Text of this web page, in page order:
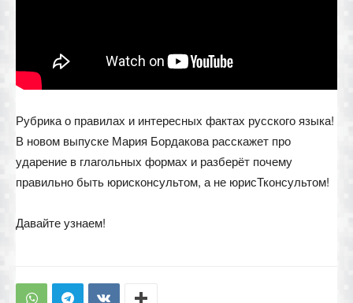
Рубрика о правилах и интересных фактах русского языка!
В новом выпуске Мария Бордакова расскажет про
ударение в глагольных формах и разберёт почему
правильно быть юрисконсультом, а не юрисТконсультом!
Давайте узнаем!